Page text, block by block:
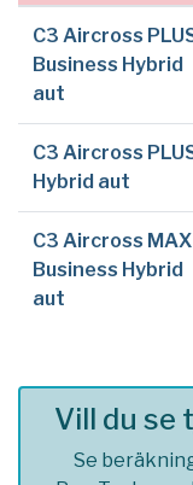
C3 Aircross
Business Hybrid
aut
C3 Aircross
Hybrid aut
C3 Aircross MAX
Business Hybrid
aut
Vill du se
Se